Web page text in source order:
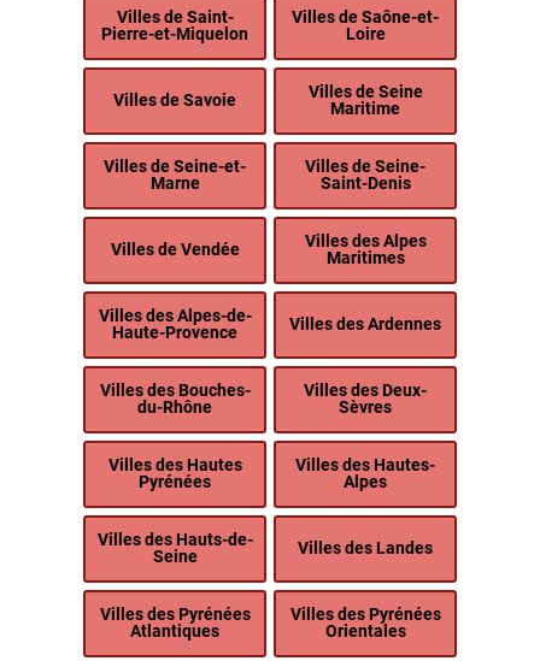
Villes de Saint-
Pierre-et-Miquelon
Villes de Saône-et-
Loire
Villes de Savoie
Villes de Seine
Maritime
Villes de Seine-et-
Marne
Villes de Seine-
Saint-Denis
Villes de Vendée
Villes des Alpes
Maritimes
Villes des Alpes-de-
Haute-Provence
Villes des Ardennes
Villes des Bouches-
du-Rhône
Villes des Deux-
Sèvres
Villes des Hautes
Pyrénées
Villes des Hautes-
Alpes
Villes des Hauts-de-
Seine
Villes des Landes
Villes des Pyrénées
Atlantiques
Villes des Pyrénées
Orientales